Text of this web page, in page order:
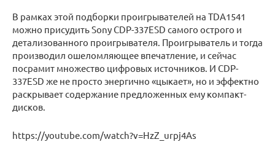
В рамках этой подборки проигрывателей на TDA1541
можно присудить Sony CDP-337ESD самого острого и
детализованного проигрывателя. Проигрыватель и тогда
производил ошеломляющее впечатление, и сейчас
посрамит множество цифровых источников. И CDP-
337ESD же не просто энергично «цыкает», но и эффектно
раскрывает содержание предложенных ему компакт-
дисков.
https://youtube.com/watch?v=HzZ_urpj4As